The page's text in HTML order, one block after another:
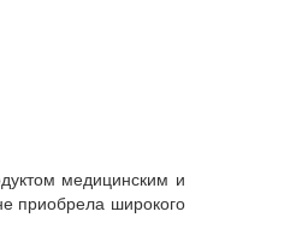
медицинским и
приобрела широкого